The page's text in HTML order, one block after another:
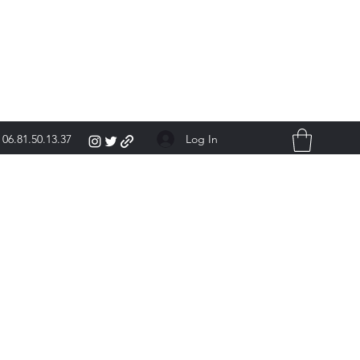
06.81.50.13.37 Log In